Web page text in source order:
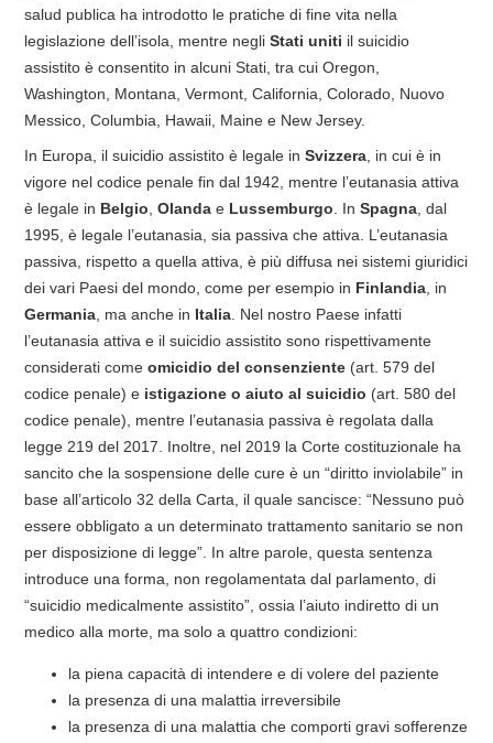
salud publica ha introdotto le pratiche di fine vita nella
legislazione dell’isola, mentre negli Stati uniti il suicidio
assistito è consentito in alcuni Stati, tra cui Oregon,
Washington, Montana, Vermont, California, Colorado, Nuovo
Messico, Columbia, Hawaii, Maine e New Jersey.
In Europa, il suicidio assistito è legale in Svizzera , in cui è in
vigore nel codice penale fin dal 1942, mentre l’eutanasia attiva
è legale in Belgio Olanda e Lussemburgo . In Spagna , dal
1995, è legale l’eutanasia, sia passiva che attiva. L’eutanasia
passiva, rispetto a quella attiva, è più diffusa nei sistemi giuridici
dei vari Paesi del mondo, come per esempio in Finlandia , in
Germania , ma anche in Italia . Nel nostro Paese infatti
l’eutanasia attiva e il suicidio assistito sono rispettivamente
considerati come omicidio del consenziente (art. 579 del
codice penale) e istigazione o aiuto al suicidio (art. 580 del
codice penale), mentre l’eutanasia passiva è regolata dalla
legge 219 del 2017. Inoltre, nel 2019 la Corte costituzionale ha
sancito che la sospensione delle cure è un “diritto inviolabile” in
base all’articolo 32 della Carta, il quale sancisce: “Nessuno può
essere obbligato a un determinato trattamento sanitario se non
per disposizione di legge”. In altre parole, questa sentenza
introduce una forma, non regolamentata dal parlamento, di
“suicidio medicalmente assistito”, ossia l’aiuto indiretto di un
medico alla morte, ma solo a quattro condizioni:
la piena capacità di intendere e di volere del paziente
la presenza di una malattia irreversibile
la presenza di una malattia che comporti gravi sofferenze